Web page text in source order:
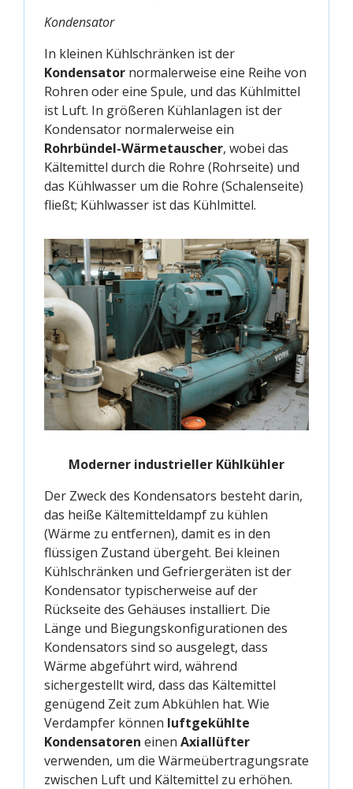
Kondensator
In kleinen Kühlschränken ist der
Kondensator normalerweise eine Reihe von
Rohren oder eine Spule, und das Kühlmittel
ist Luft. In größeren Kühlanlagen ist der
Kondensator normalerweise ein
Rohrbündel-Wärmetauscher, wobei das
Kältemittel durch die Rohre (Rohrseite) und
das Kühlwasser um die Rohre (Schalenseite)
fließt; Kühlwasser ist das Kühlmittel.
Moderner industrieller Kühlkühler
Der Zweck des Kondensators besteht darin,
das heiße Kältemitteldampf zu kühlen
(Wärme zu entfernen), damit es in den
flüssigen Zustand übergeht. Bei kleinen
Kühlschränken und Gefriergeräten ist der
Kondensator typischerweise auf der
Rückseite des Gehäuses installiert. Die
Länge und Biegungskonfigurationen des
Kondensators sind so ausgelegt, dass
Wärme abgeführt wird, während
sichergestellt wird, dass das Kältemittel
genügend Zeit zum Abkühlen hat. Wie
Verdampfer können luftgekühlte
Kondensatoren einen Axiallüfter
verwenden, um die Wärmeübertragungsrate
zwischen Luft und Kältemittel zu erhöhen.